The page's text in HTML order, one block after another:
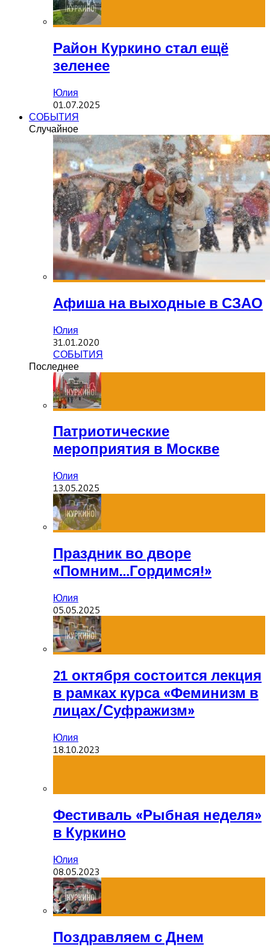
Район Куркино стал ещё
зеленее
Юлия
01.07.2025
СОБЫТИЯ
Случайное
Афиша на выходные в СЗАО
Юлия
31.01.2020
СОБЫТИЯ
Последнее
Патриотические
мероприятия в Москве
Юлия
13.05.2025
Праздник во дворе
«Помним…Гордимся!»
Юлия
05.05.2025
21 октября состоится лекция
в рамках курса «Феминизм в
лицах/Суфражизм»
Юлия
18.10.2023
Фестиваль «Рыбная неделя»
в Куркино
Юлия
08.05.2023
Поздравляем с Днем